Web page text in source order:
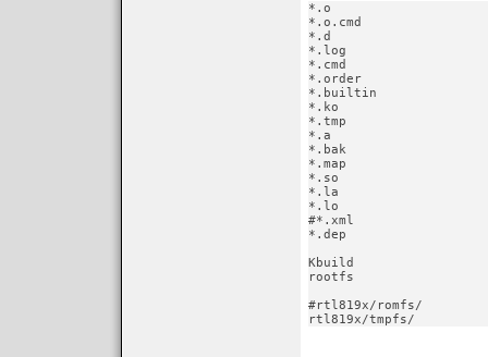
*.o
*.o.cmd
*.d
*.log
*.cmd
*.order
*.builtin
*.ko
*.tmp
*.a
*.bak
*.map
*.so
*.la
*.lo
#*.xml
*.dep
Kbuild
rootfs
#rtl819x/romfs/
rtl819x/tmpfs/